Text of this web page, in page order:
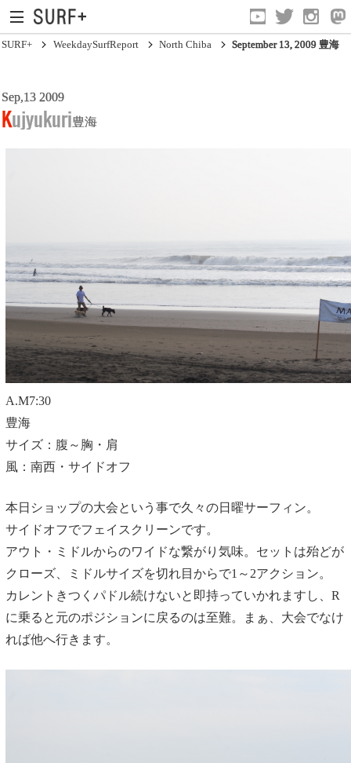
South Ibaraki
Monthly Archive
SURF+ WeekdaySurfReport North Chiba September 13, 2009 豊海
Sep,13 2009
Kujyukuri豊海
A.M7:30
豊海
サイズ：腹～胸・肩
風：南西・サイドオフ
本日ショップの大会という事で久々の日曜サーフィン。
サイドオフでフェイスクリーンです。
アウト・ミドルからのワイドな繋がり気味。セットは殆どが
クローズ、ミドルサイズを切れ目からで1～2アクション。
カレントきつくパドル続けないと即持っていかれますし、R
に乗ると元のポジションに戻るのは至難。まぁ、大会でなけ
れば他へ行きます。